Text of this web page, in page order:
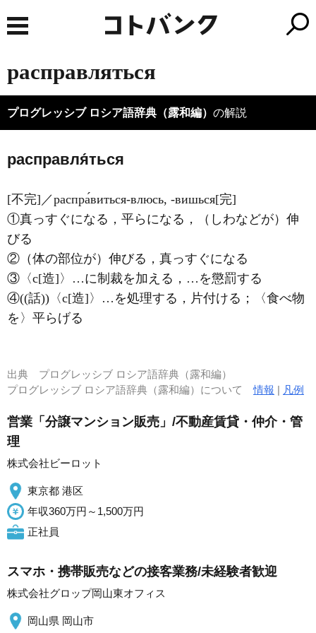
расправляться
プログレッシブ ロシア語辞典（露和編） の解説
расправля́ться
[不完]／распра́виться-влюсь, -вишься[完]
①真っすぐになる，平らになる，（しわなどが）伸
びる
②（体の部位が）伸びる，真っすぐになる
③〈с[造]〉…に制裁を加える，…を懲罰する
④((話))〈с[造]〉…を処理する，片付ける；〈食べ物
を〉平らげる
出典 プログレッシブ ロシア語辞典（露和編）
プログレッシブ ロシア語辞典（露和編）について情報 | 凡例
営業「分譲マンション販売」/不動産賃貸・仲介・管
理
株式会社ビーロット
東京都 港区
年収360万円～1,500万円
正社員
スマホ・携帯販売などの接客業務/未経験者歓迎
株式会社グロップ岡山東オフィス
岡山県 岡山市